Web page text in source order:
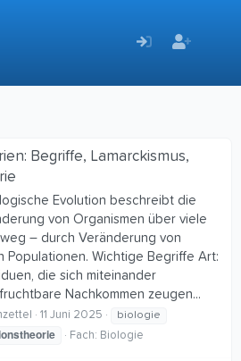
Begriffe, Lamarckismus,
Evolution beschreibt die
von Organismen über viele
– durch Veränderung von
Populationen. Wichtige Begriffe Art:
die sich miteinander
Nachkommen zeugen...
11 Juni 2025
biologie
Fach: Biologie